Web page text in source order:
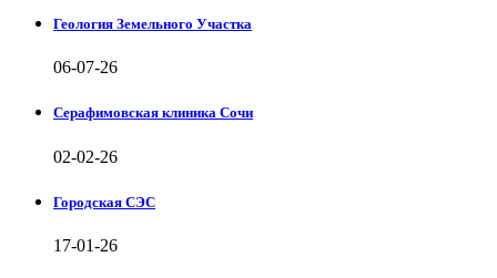
Геология Земельного Участка
06-07-26
Серафимовская клиника Сочи
02-02-26
Городская СЭС
17-01-26